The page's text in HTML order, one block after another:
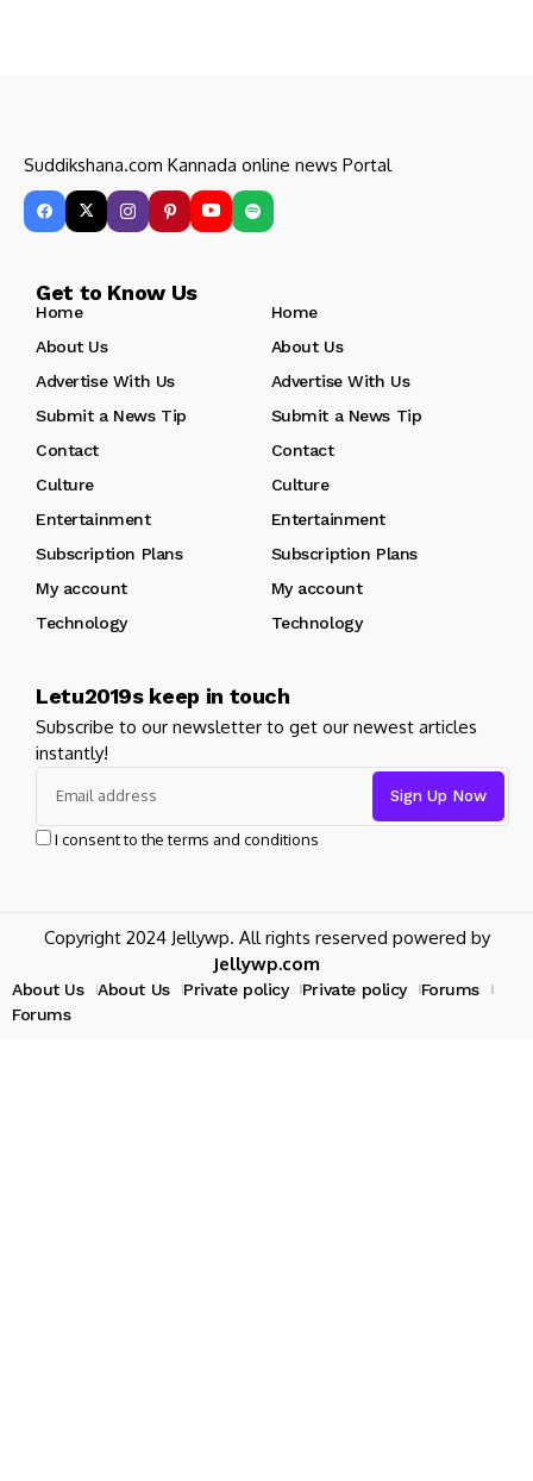
Suddikshana.com Kannada online news Portal
Get to Know Us
Home
Home
About Us
About Us
Advertise With Us
Advertise With Us
Submit a News Tip
Submit a News Tip
Contact
Contact
Culture
Culture
Entertainment
Entertainment
Subscription Plans
Subscription Plans
My account
My account
Technology
Technology
Letu2019s keep in touch
Subscribe to our newsletter to get our newest articles
instantly!
I consent to the terms and conditions
Copyright 2024 Jellywp. All rights reserved powered by
Jellywp.com
About Us About Us Private policy Private policy
Forums
Forums